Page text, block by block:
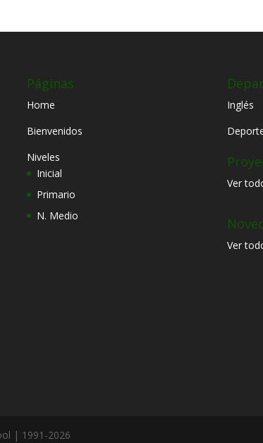
Páginas
Home
Bienvenidos
Niveles
Inicial
Primario
N. Medio
Inglés
Ver
Ver
| 1991-2026